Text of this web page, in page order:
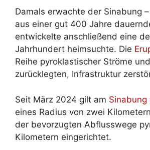
Damals erwachte der Sinabung
aus einer gut 400 Jahre
entwickelte anschließend eine
Jahrhundert heimsuchte. Die
Reihe pyroklastischer Ströme
zurücklegten, Infrastruktur
Seit März 2024 gilt am Sinabung
eines Radius von zwei
der bevorzugten Abflusswege
Kilometern eingerichtet.